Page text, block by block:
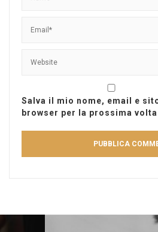
Salva il mio nome, email e
browser per la prossima